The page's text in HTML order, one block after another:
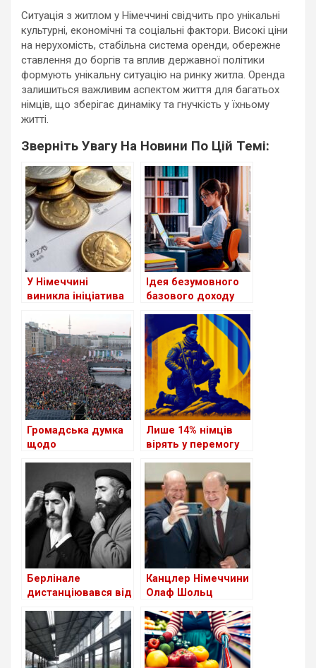
Ситуація з житлом у Німеччині свідчить про унікальні
культурні, економічні та соціальні фактори. Високі ціни
на нерухомість, стабільна система оренди, обережне
ставлення до боргів та вплив державної політики
формують унікальну ситуацію на ринку житла. Оренда
залишиться важливим аспектом життя для багатьох
німців, що зберігає динаміку та гнучкість у їхньому
житті.
Зверніть Увагу На Новини По Цій Темі:
У Німеччині
виникла ініціатива
на солідарність на
підтримку України.
Ідея безумовного
базового доходу
Німеччині: шанс чи
утопія?
Громадська думка
щодо
“Альтернатива для
Німеччини” (АдН)
практично не
змінилася
Лише 14% німців
вірять у перемогу
Берлінале
дистанціювався від
виступів
Канцлер Німеччини
Олаф Шольц
створення акаунту
уряду країни в
TikTok